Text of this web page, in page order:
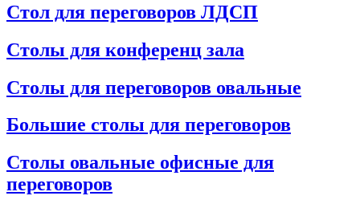
Стол для переговоров ЛДСП
Столы для конференц зала
Столы для переговоров овальные
Большие столы для переговоров
Столы овальные офисные для
переговоров